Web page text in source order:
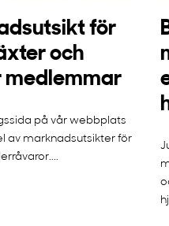
för
och
på vår webbplats
av marknadsutsikter för